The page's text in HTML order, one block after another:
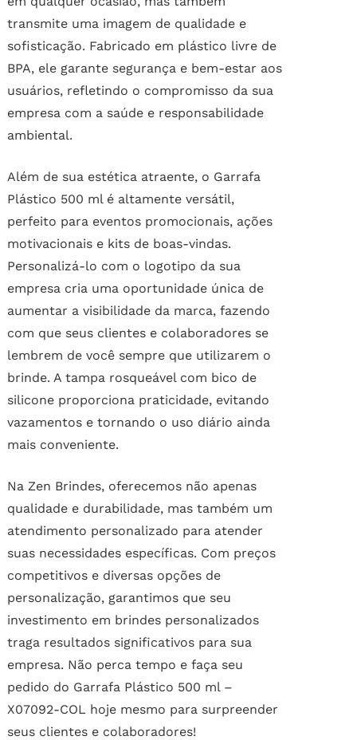
transmite uma imagem de qualidade e
sofisticação. Fabricado em plástico livre de
BPA, ele garante segurança e bem-estar aos
usuários, refletindo o compromisso da sua
empresa com a saúde e responsabilidade
ambiental.
Além de sua estética atraente, o Garrafa
Plástico 500 ml é altamente versátil,
perfeito para eventos promocionais, ações
motivacionais e kits de boas-vindas.
Personalizá-lo com o logotipo da sua
empresa cria uma oportunidade única de
aumentar a visibilidade da marca, fazendo
com que seus clientes e colaboradores se
lembrem de você sempre que utilizarem o
brinde. A tampa rosqueável com bico de
silicone proporciona praticidade, evitando
vazamentos e tornando o uso diário ainda
mais conveniente.
Na Zen Brindes, oferecemos não apenas
qualidade e durabilidade, mas também um
atendimento personalizado para atender
suas necessidades específicas. Com preços
competitivos e diversas opções de
personalização, garantimos que seu
investimento em brindes personalizados
traga resultados significativos para sua
empresa. Não perca tempo e faça seu
pedido do Garrafa Plástico 500 ml –
X07092-COL hoje mesmo para surpreender
seus clientes e colaboradores!